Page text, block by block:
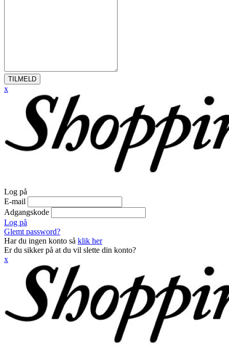
TILMELD
x
Log på
E-mail
Adgangskode
Log på
Glemt password?
Har du ingen konto så klik her
Er du sikker på at du vil slette din konto?
x